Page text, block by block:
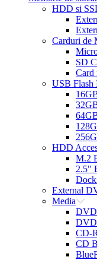
HDD si
Carduri de
SD
Card
USB Flash
HDD
M.2
2.5"
External
Media
CD-
CD